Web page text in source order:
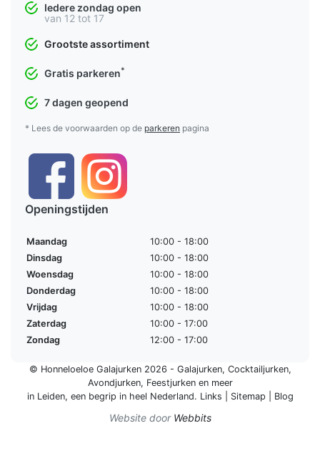
Iedere zondag open
van 12 tot 17
Grootste assortiment
Gratis parkeren*
7 dagen geopend
* Lees de voorwaarden op de parkeren pagina
Openingstijden
Maandag
10:00 - 18:00
Dinsdag
10:00 - 18:00
Woensdag
10:00 - 18:00
Donderdag
10:00 - 18:00
Vrijdag
10:00 - 18:00
Zaterdag
10:00 - 17:00
Zondag
12:00 - 17:00
© Honneloeloe Galajurken 2026 - Galajurken, Cocktailjurken,
Avondjurken, Feestjurkenen meer
in Leiden, een begrip in heel Nederland. Links Sitemap Blog
Website door Webbits